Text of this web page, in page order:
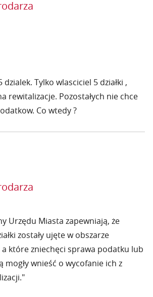
dzialek. Tylko wlasciciel 5 działki ,
rewitalizacje. Pozostałych nie chce
Co wtedy ?
Urzędu Miasta zapewniają, że
zostały ujęte w obszarze
które zniechęci sprawa podatku lub
mogły wnieść o wycofanie ich z